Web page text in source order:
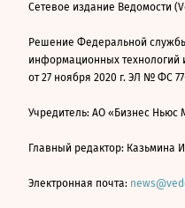
Сетевое издание Ведомости
Решение Федеральной
информационных технологий
от 27 ноября 2020 г. ЭЛ № ФС
Учредитель: АО «Бизнес Ньюс
Главный редактор: Казьмина
Электронная почта: